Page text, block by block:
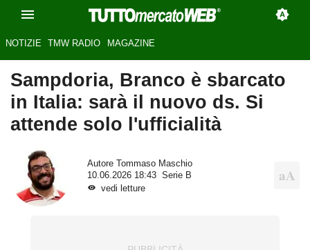
NOTIZIE TMW RADIO MAGAZINE
Sampdoria, Branco è sbarcato
in Italia: sarà il nuovo ds. Si
attende solo l'ufficialità
Autore
Tommaso Maschio
10.06.2026 18:43
Serie B
vedi letture